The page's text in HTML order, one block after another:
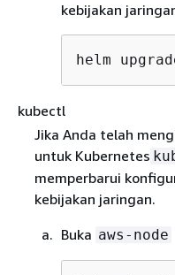
kebijakan
helm
kubectl
Jika Anda telah
untuk Kubernetes
memperbarui
kebijakan jaringan.
Buka aws-node